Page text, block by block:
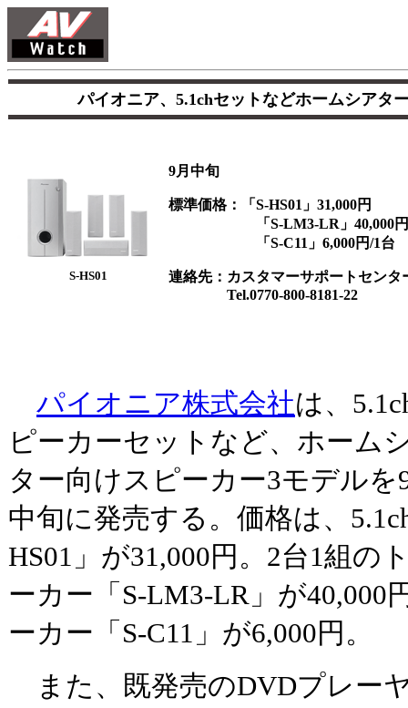
パイオニア、5.1chセットなどホームシアタ
S-HS01
9月中旬
標準価格：「S-HS01」31,000円
「S-LM3-LR」40,000円/
「S-C11」6,000円/1台
連絡先：カスタマーサポートセンタ
Tel.0770-800-8181-22
パイオニア株式会社は、
ピーカーセットなど、ホーム
ター向けスピーカー3モデルを
中旬に発売する。価格は、
HS01」が31,000円。2台1組の
ーカー「S-LM3-LR」が40,000
ーカー「S-C11」が6,000円。
また、既発売のDVDプレー